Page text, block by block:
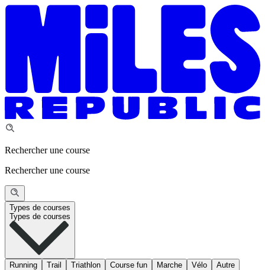
Rechercher une course
Rechercher une course
Types de courses
Types de courses
Running Trail Triathlon Course fun Marche Vélo Autre